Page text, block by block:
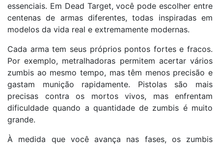
essenciais. Em Dead Target, você pode escolher entre
centenas de armas diferentes, todas inspiradas em
modelos da vida real e extremamente modernas.
Cada arma tem seus próprios pontos fortes e fracos.
Por exemplo, metralhadoras permitem acertar vários
zumbis ao mesmo tempo, mas têm menos precisão e
gastam munição rapidamente. Pistolas são mais
precisas contra os mortos vivos, mas enfrentam
dificuldade quando a quantidade de zumbis é muito
grande.
À medida que você avança nas fases, os zumbis